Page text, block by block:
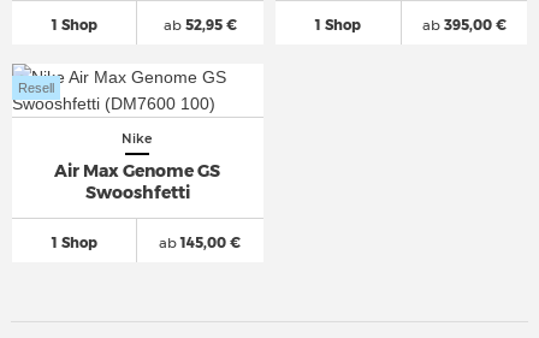
1 Shop ab52,95 € 1 Shop ab395,00 €
Nike
Air Max Genome GS
Swooshfetti
1 Shop
Resell
ab145,00 €